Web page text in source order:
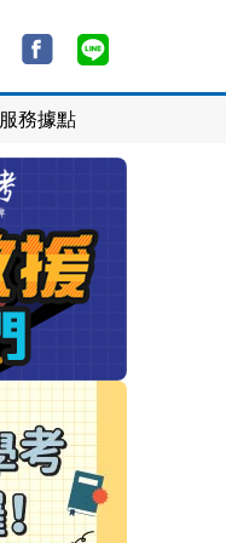
服務據點